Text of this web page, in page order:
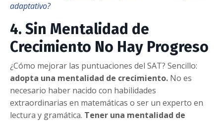
adaptativo?
4. Sin Mentalidad de
Crecimiento No Hay Progreso
¿Cómo mejorar las puntuaciones del SAT? Sencillo:
adopta una mentalidad de crecimiento. No es
necesario haber nacido con habilidades
extraordinarias en matemáticas o ser un experto en
lectura y gramática. Tener una mentalidad de